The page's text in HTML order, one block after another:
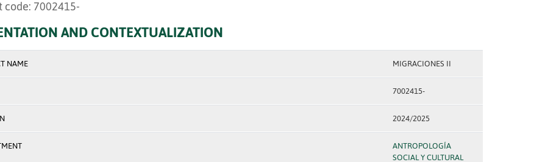
code: 7002415-
AND CONTEXTUALIZATION
NAME MIGRACIONES II
7002415-
2024/2025
ANTROPOLOGÍA
SOCIAL Y CULTURAL